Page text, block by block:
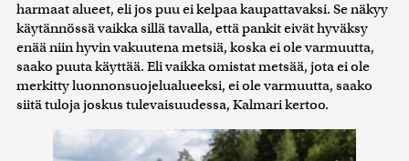
harmaat alueet, eli jos puu ei kelpaa kaupattavaksi. Se näkyy
käytännössä vaikka sillä tavalla, että pankit eivät hyväksy
enää niin hyvin vakuutena metsiä, koska ei ole varmuutta,
saako puuta käyttää. Eli vaikka omistat metsää, jota ei ole
merkitty luonnonsuojelualueeksi, ei ole varmuutta, saako
siitä tuloja joskus tulevaisuudessa, Kalmari kertoo.